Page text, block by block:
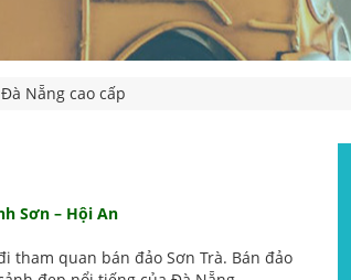
Nẵng cao cấp
Sơn – Hội An
tham quan bán đảo Sơn Trà. Bán đảo